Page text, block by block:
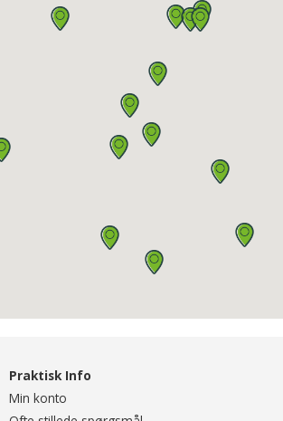
Praktisk Info
Min konto